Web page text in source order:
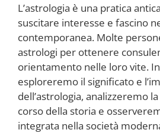
L’astrologia è una pratica
suscitare interesse e fascino
contemporanea. Molte
astrologi per ottenere
orientamento nelle loro vite.
esploreremo il significato e
dell’astrologia, analizzeremo
corso della storia e
integrata nella società